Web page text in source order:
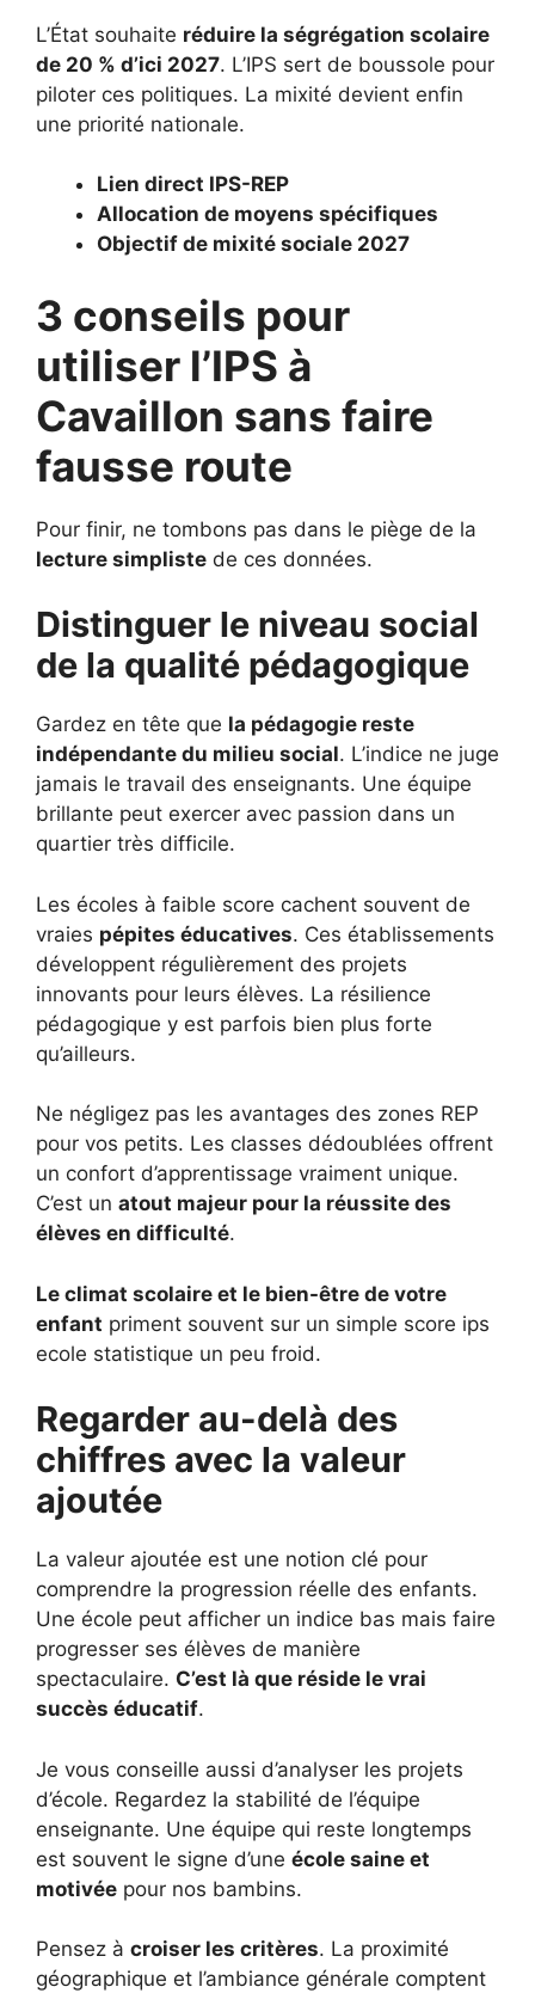
L’État souhaite réduire la ségrégation scolaire
de 20 % d’ici 2027. L’IPS sert de boussole pour
piloter ces politiques. La mixité devient enfin
une priorité nationale.
Lien direct IPS-REP
Allocation de moyens spécifiques
Objectif de mixité sociale 2027
3 conseils pour
utiliser l’IPS à
Cavaillon sans faire
fausse route
Pour finir, ne tombons pas dans le piège de la
lecture simpliste de ces données.
Distinguer le niveau social
de la qualité pédagogique
Gardez en tête que la pédagogie reste
indépendante du milieu social. L’indice ne juge
jamais le travail des enseignants. Une équipe
brillante peut exercer avec passion dans un
quartier très difficile.
Les écoles à faible score cachent souvent de
vraies pépites éducatives. Ces établissements
développent régulièrement des projets
innovants pour leurs élèves. La résilience
pédagogique y est parfois bien plus forte
qu’ailleurs.
Ne négligez pas les avantages des zones REP
pour vos petits. Les classes dédoublées offrent
un confort d’apprentissage vraiment unique.
C’est un atout majeur pour la réussite des
élèves en difficulté.
Le climat scolaire et le bien-être de votre
enfant priment souvent sur un simple score ips
ecole statistique un peu froid.
Regarder au-delà des
chiffres avec la valeur
ajoutée
La valeur ajoutée est une notion clé pour
comprendre la progression réelle des enfants.
Une école peut afficher un indice bas mais faire
progresser ses élèves de manière
spectaculaire. C’est là que réside le vrai
succès éducatif.
Je vous conseille aussi d’analyser les projets
d’école. Regardez la stabilité de l’équipe
enseignante. Une équipe qui reste longtemps
est souvent le signe d’une école saine et
motivée pour nos bambins.
Pensez à croiser les critères. La proximité
géographique et l’ambiance générale comptent